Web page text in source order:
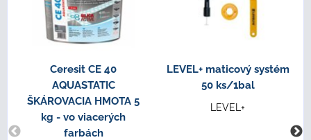
Ceresit CE 40
AQUASTATIC
ŠKÁROVACIA HMOTA 5
kg - vo viacerých
farbách
LEVEL+ maticový systém
50 ks/1bal
LEVEL+